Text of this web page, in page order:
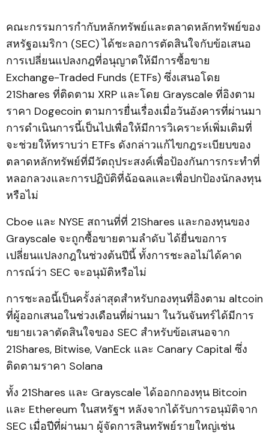
คณะกรรมการกำกับหลักทรัพย์และตลาดหลักทรัพย์ของ
สหรัฐอเมริกา (SEC) ได้ชะลอการตัดสินใจกับข้อเสนอ
การเปลี่ยนแปลงกฎที่อนุญาตให้มีการซื้อขาย
Exchange-Traded Funds (ETFs) ซึ่งเสนอโดย
21Shares ที่ติดตาม XRP และโดย Grayscale ที่อิงตาม
ราคา Dogecoin ตามการยื่นเรื่องเมื่อวันอังคารที่ผ่านมา
การดำเนินการนี้เป็นไปเพื่อให้มีการวิเคราะห์เพิ่มเติมที่
จะช่วยให้ทราบว่า ETFs ดังกล่าวแก้ไขกฎระเบียบของ
ตลาดหลักทรัพย์ที่มีวัตถุประสงค์เพื่อป้องกันการกระทำที่
หลอกลวงและการปฏิบัติที่ฉ้อฉลและเพื่อปกป้องนักลงทุน
หรือไม่
Cboe และ NYSE สถานที่ที่ 21Shares และกองทุนของ
Grayscale จะถูกซื้อขายตามลำดับ ได้ยื่นขอการ
เปลี่ยนแปลงกฎในช่วงต้นปีนี้ ทั้งการชะลอไม่ได้คาด
การณ์ว่า SEC จะอนุมัติหรือไม่
การชะลอนี้เป็นครั้งล่าสุดสำหรับกองทุนที่อิงตาม altcoin
ที่ผู้ออกเสนอในช่วงเดือนที่ผ่านมา ในวันจันทร์ได้มีการ
ขยายเวลาตัดสินใจของ SEC สำหรับข้อเสนอจาก
21Shares, Bitwise, VanEck และ Canary Capital ซึ่ง
ติดตามราคา Solana
ทั้ง 21Shares และ Grayscale ได้ออกกองทุน Bitcoin
และ Ethereum ในสหรัฐฯ หลังจากได้รับการอนุมัติจาก
SEC เมื่อปีที่ผ่านมา ผู้จัดการสินทรัพย์รายใหญ่เช่น